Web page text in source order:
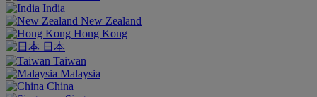
India
New Zealand
Hong Kong
日本
Taiwan
Malaysia
China